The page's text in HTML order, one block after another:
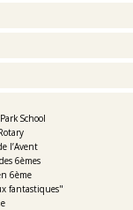
School
l’Avent
6èmes
6ème
fantastiques"